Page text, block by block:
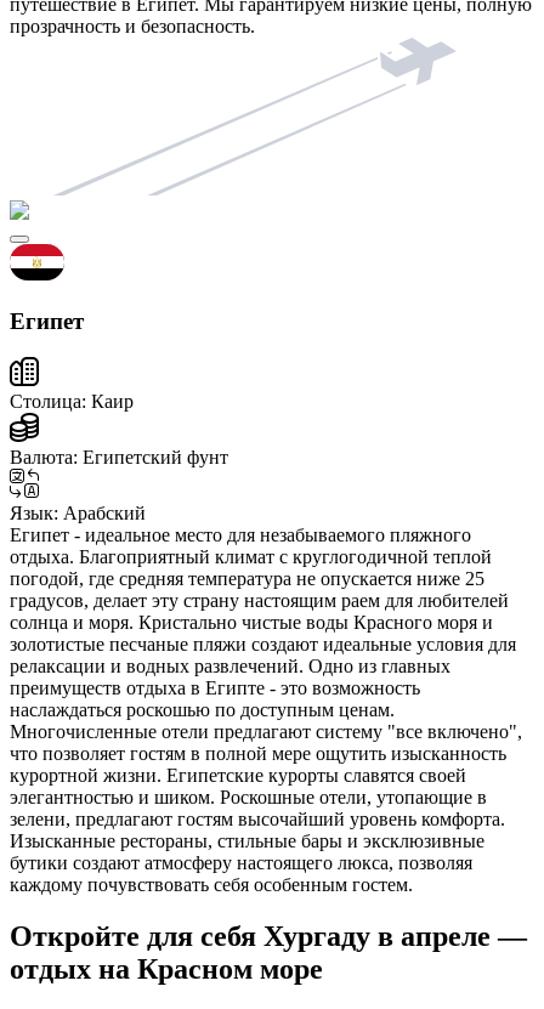
прозрачность и безопасность.
Египет
Столица: Каир
Валюта: Египетский фунт
Язык: Арабский
Египет - идеальное место для незабываемого пляжного
отдыха. Благоприятный климат с круглогодичной теплой
погодой, где средняя температура не опускается ниже 25
градусов, делает эту страну настоящим раем для любителей
солнца и моря. Кристально чистые воды Красного моря и
золотистые песчаные пляжи создают идеальные условия для
релаксации и водных развлечений. Одно из главных
преимуществ отдыха в Египте - это возможность
наслаждаться роскошью по доступным ценам.
Многочисленные отели предлагают систему "все включено",
что позволяет гостям в полной мере ощутить изысканность
курортной жизни. Египетские курорты славятся своей
элегантностью и шиком. Роскошные отели, утопающие в
зелени, предлагают гостям высочайший уровень комфорта.
Изысканные рестораны, стильные бары и эксклюзивные
бутики создают атмосферу настоящего люкса, позволяя
каждому почувствовать себя особенным гостем.
Откройте для себя Хургаду в апреле —
отдых на Красном море